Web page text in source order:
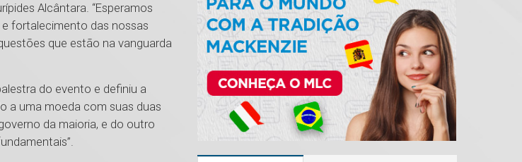
Alcântara. “Esperamos
fortalecimento das nossas
que estão na vanguarda
do evento e definiu a
a uma moeda com suas duas
da maioria, e do outro